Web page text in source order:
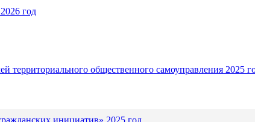
год
территориального общественного самоуправления 2025